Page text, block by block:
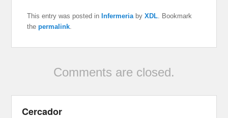
This entry was posted in Infermeria byXDL . Bookmark
thepermalink
Comments are closed.
Cercador